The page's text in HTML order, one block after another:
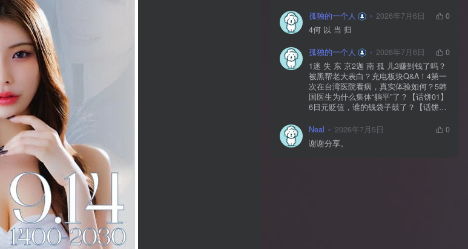
孤独的一个人 2026年7月6日
0
4何 以 当 归
孤独的一个人 2026年7月6日
0
1迷 失 东 京2迦 南 孤 儿3赚到钱了吗？
被黑帮老大表白？充电板块Q&A！4第一
次在台湾医院看病，真实体验如何？5韩
国医生为什么集体“躺平”了？【话饼01】
6日元贬值，谁的钱袋子鼓了？【话饼
【下】9神 佑 之 地10不 愈 之 殇11你 好
美 国12独 自 等 待13中国人拍的阿根
廷，阿根廷人怎么看？【独自等待
Neal 2026年7月5日
0
谢谢分享。